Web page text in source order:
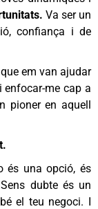
Va ser un
confiança i de
em van ajudar
me cap a
pioner en aquell
és una opció, és
Sens dubte és un
el teu negoci. I